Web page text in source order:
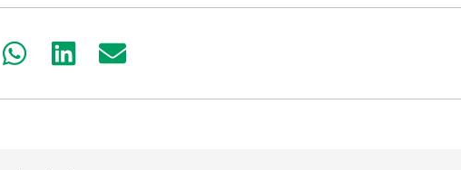
Share
Share
Share